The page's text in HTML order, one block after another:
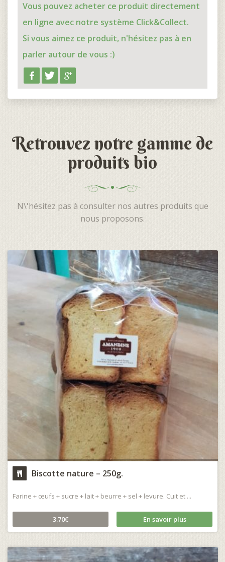
Vous pouvez acheter ce produit directement
en ligne avec notre système Click&Collect.
Si vous aimez ce produit, n'hésitez pas à en
parler autour de vous :)
Retrouvez notre gamme de
produits bio
N\'hésitez pas à consulter nos autres produits que
nous proposons.
Biscotte nature – 250g.
Farine + œufs + sucre + lait + beurre + sel + levure. Cuit et ...
3.70€ En savoir plus